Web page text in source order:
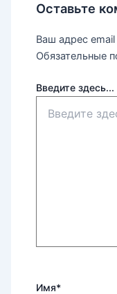
Оставьте
Ваш адрес
Обязательные
Введите здесь...
Имя*